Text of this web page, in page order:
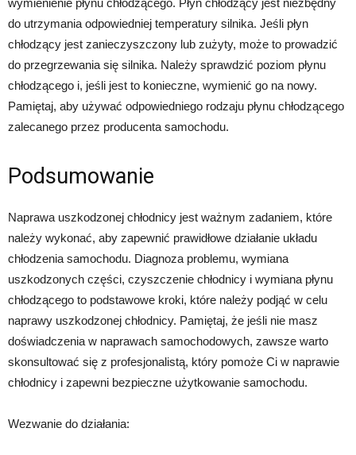
do utrzymania odpowiedniej temperatury silnika. Jeśli płyn
chłodzący jest zanieczyszczony lub zużyty, może to prowadzić
do przegrzewania się silnika. Należy sprawdzić poziom płynu
chłodzącego i, jeśli jest to konieczne, wymienić go na nowy.
Pamiętaj, aby używać odpowiedniego rodzaju płynu chłodzącego
zalecanego przez producenta samochodu.
Podsumowanie
Naprawa uszkodzonej chłodnicy jest ważnym zadaniem, które
należy wykonać, aby zapewnić prawidłowe działanie układu
chłodzenia samochodu. Diagnoza problemu, wymiana
uszkodzonych części, czyszczenie chłodnicy i wymiana płynu
chłodzącego to podstawowe kroki, które należy podjąć w celu
naprawy uszkodzonej chłodnicy. Pamiętaj, że jeśli nie masz
doświadczenia w naprawach samochodowych, zawsze warto
skonsultować się z profesjonalistą, który pomoże Ci w naprawie
chłodnicy i zapewni bezpieczne użytkowanie samochodu.
Wezwanie do działania: